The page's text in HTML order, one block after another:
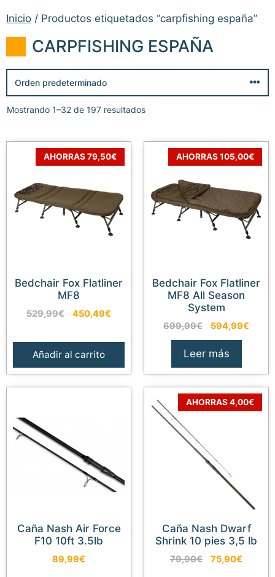
Inicio / Productos etiquetados “carpfishing españa”
CARPFISHING ESPAÑA
Mostrando 1–32 de 197 resultados
AHORRAS 79,50€
Bedchair Fox Flatliner
MF8
529,99€
El
era:
450,49€
Añadir al carrito
AHORRAS 105,00€
Bedchair Fox Flatliner
MF8 All Season
System
699,99€
El
precio
original
699,99€.
594,99€
Leer más
Caña Nash Air Force
F10 10ft 3.5lb
89,99€
AHORRAS 4,00€
Caña Nash Dwarf
Shrink 10 pies 3,5 lb
79,90€
El
75,90€